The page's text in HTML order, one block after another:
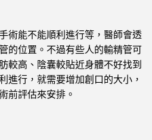
術能不能順利進行等，醫師會透
的位置。不過有些人的輸精管可
較高、陰囊較貼近身體不好找到
進行，就需要增加創口的大小，
前評估來安排。